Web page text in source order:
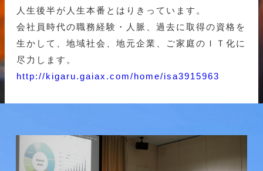
人生後半が人生本番とはりきっています。
会社員時代の職務経験・人脈、過去に取得の資格を
生かして、地域社会、地元企業、ご家庭のＩＴ化に
尽力します。
http://kigaru.gaiax.com/home/isa3915963